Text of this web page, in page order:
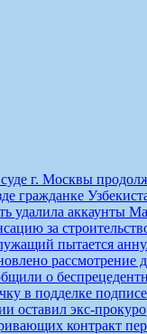
г. Москвы
гражданке
удалила аккаунты
за
пытается
о
в подделке
оставил экс-
контракт